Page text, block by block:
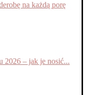
na każdą porę
2026 – jak je nosić...